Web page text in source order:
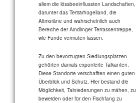
allem die lössbeeinflussten Landschaften,
darunter das Tertiärhügelland, die
Altmoräne und wahrscheinlich auch
Bereiche der Aindlinger Terrassentreppe,
wie Funde vermuten lassen.
Zu den bevorzugten Siedlungsplätzen
gehörten damals exponierte Talkanten.
Diese Standorte verschafften einen guten
Überblick und Schutz. Hier bestand die
Möglichkeit, Talniederungen zu mähen, zu
beweiden oder für den Fischfang zu